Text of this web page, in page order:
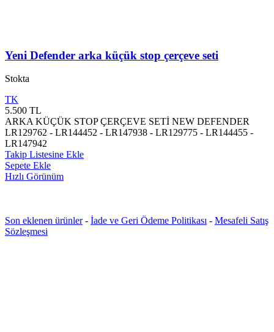
Yeni Defender arka küçük stop çerçeve seti
Stokta
TK
5.500 TL
ARKA KÜÇÜK STOP ÇERÇEVE SETİ NEW DEFENDER
LR129762 - LR144452 - LR147938 - LR129775 - LR144455 -
LR147942
Takip Listesine Ekle
Sepete Ekle
Hızlı Görünüm
Son eklenen ürünler- İade ve Geri Ödeme Politikası - Mesafeli Satış
Sözleşmesi